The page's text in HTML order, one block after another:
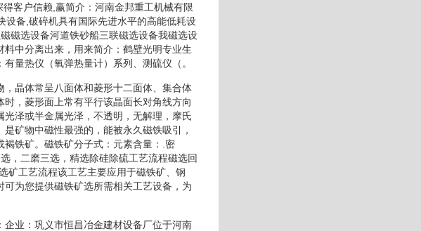
客户信赖,赢简介：河南金邦重工机械有限
备,破碎机具有国际先进水平的高能低耗设
磁选设备河道铁砂船三联磁选设备我磁选设
中分离出来，用来简介：鹤壁光明专业生
量热仪（氧弹热量计）系列、测硫仪（。
晶体常呈八面体和菱形十二面体、集合体
，菱形面上常有平行该晶面长对角线方向
泽或半金属光泽，不透明，无解理，摩氏
矿物中磁性最强的，能被永久磁铁吸引，
铁矿。磁铁矿分子式：元素含量：.密
，二磨三选，精选除硅除硫工艺流程磁选回
矿工艺流程该工艺主要应用于磁铁矿、钢
为您提供磁铁矿选所需相关工艺设备，为
业：巩义市恒昌冶金建材设备厂位于河南